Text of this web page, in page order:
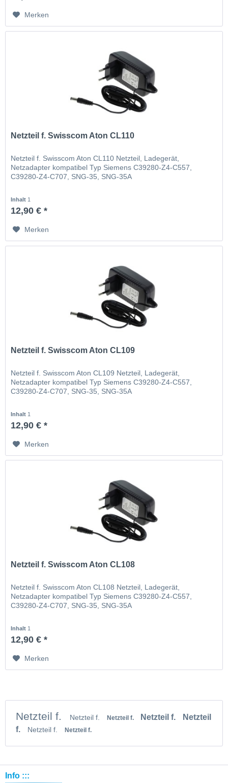
Merken
Netzteil f. Swisscom Aton CL110
Netzteil f. Swisscom Aton CL110 Netzteil, Ladegerät,
Netzadapter kompatibel Typ Siemens C39280-Z4-C557,
C39280-Z4-C707, SNG-35, SNG-35A
Inhalt 1
12,90 € *
Merken
Netzteil f. Swisscom Aton CL109
Netzteil f. Swisscom Aton CL109 Netzteil, Ladegerät,
Netzadapter kompatibel Typ Siemens C39280-Z4-C557,
C39280-Z4-C707, SNG-35, SNG-35A
Inhalt 1
12,90 € *
Merken
Netzteil f. Swisscom Aton CL108
Netzteil f. Swisscom Aton CL108 Netzteil, Ladegerät,
Netzadapter kompatibel Typ Siemens C39280-Z4-C557,
C39280-Z4-C707, SNG-35, SNG-35A
Inhalt 1
12,90 € *
Merken
Netzteil f. Netzteil f. Netzteil f. Netzteil f.
Netzteil
f.
Netzteil f. Netzteil f.
Info :::